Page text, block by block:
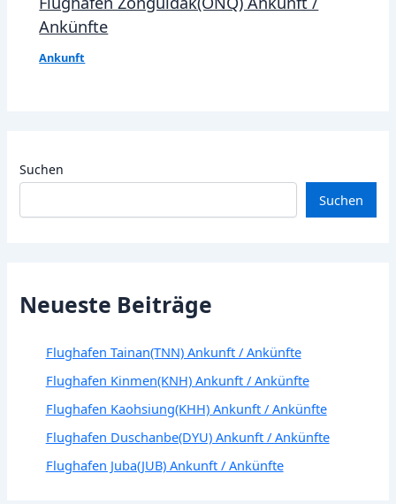
Ankünfte
Ankunft
Suchen
Suchen
Neueste Beiträge
Flughafen Tainan(TNN) Ankunft / Ankünfte
Flughafen Kinmen(KNH) Ankunft / Ankünfte
Flughafen Kaohsiung(KHH) Ankunft / Ankünfte
Flughafen Duschanbe(DYU) Ankunft / Ankünfte
Flughafen Juba(JUB) Ankunft / Ankünfte